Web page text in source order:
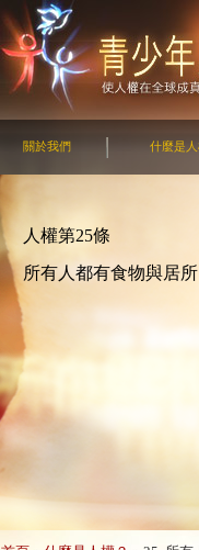
關於我們 什麼是
人權第25條
所有人都有食物與居所